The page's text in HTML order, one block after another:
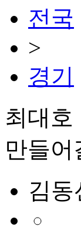
전국
>
경기
최대호
만들어
김동